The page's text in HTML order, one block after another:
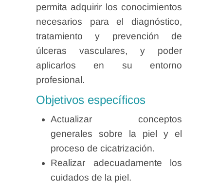
permita adquirir los conocimientos
necesarios para el diagnóstico,
tratamiento y prevención de
úlceras vasculares, y poder
aplicarlos en su entorno
profesional.
Objetivos específicos
Actualizar conceptos
generales sobre la piel y el
proceso de cicatrización.
Realizar adecuadamente los
cuidados de la piel.